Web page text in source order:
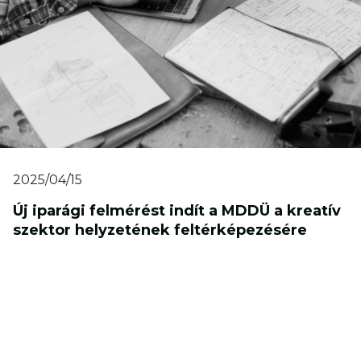
2025/04/15
Új iparági felmérést indít a MDDÜ a kreatív
szektor helyzetének feltérképezésére